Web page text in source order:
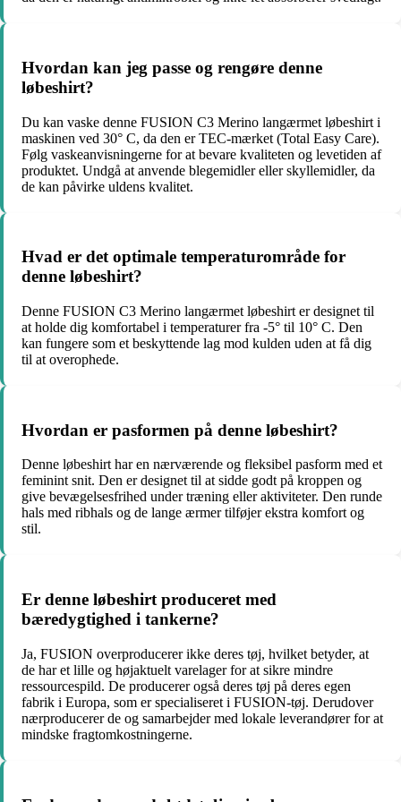
Hvordan kan jeg passe og rengøre denne
løbeshirt?
Du kan vaske denne FUSION C3 Merino langærmet løbeshirt i
maskinen ved 30° C, da den er TEC-mærket (Total Easy Care).
Følg vaskeanvisningerne for at bevare kvaliteten og levetiden af
produktet. Undgå at anvende blegemidler eller skyllemidler, da
de kan påvirke uldens kvalitet.
Hvad er det optimale temperaturområde for
denne løbeshirt?
Denne FUSION C3 Merino langærmet løbeshirt er designet til
at holde dig komfortabel i temperaturer fra -5° til 10° C. Den
kan fungere som et beskyttende lag mod kulden uden at få dig
til at overophede.
Hvordan er pasformen på denne løbeshirt?
Denne løbeshirt har en nærværende og fleksibel pasform med et
feminint snit. Den er designet til at sidde godt på kroppen og
give bevægelsesfrihed under træning eller aktiviteter. Den runde
hals med ribhals og de lange ærmer tilføjer ekstra komfort og
stil.
Er denne løbeshirt produceret med
bæredygtighed i tankerne?
Ja, FUSION overproducerer ikke deres tøj, hvilket betyder, at
de har et lille og højaktuelt varelager for at sikre mindre
ressourcespild. De producerer også deres tøj på deres egen
fabrik i Europa, som er specialiseret i FUSION-tøj. Derudover
nærproducerer de og samarbejder med lokale leverandører for at
mindske fragtomkostningerne.